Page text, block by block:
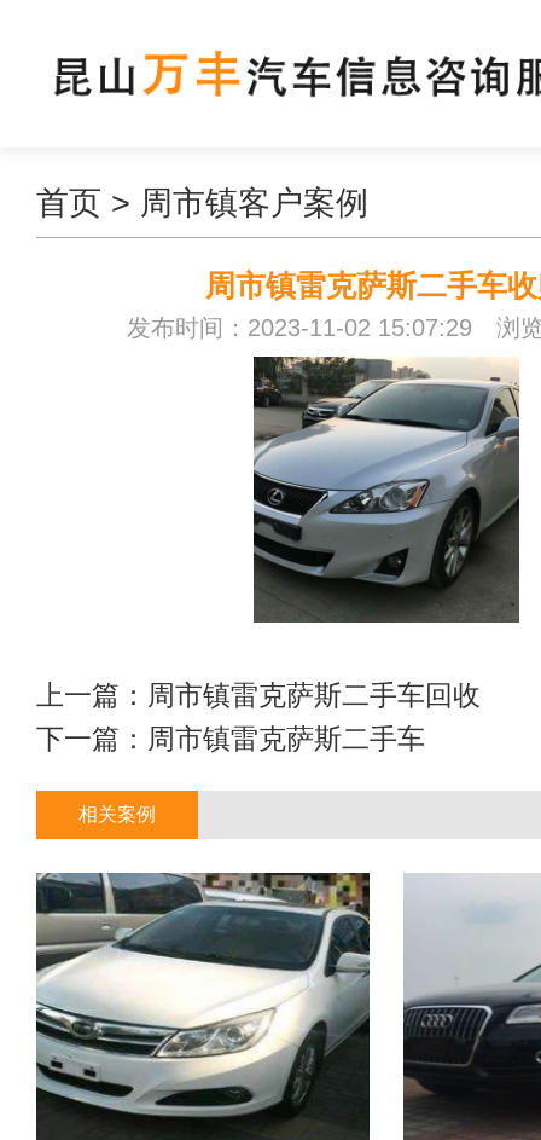
首页 > 周市镇客户案例
周市镇雷克萨斯二手车
发布时间：2023-11-02 15:07:29 浏
上一篇： 周市镇雷克萨斯二手车回收
下一篇： 周市镇雷克萨斯二手车
相关案例